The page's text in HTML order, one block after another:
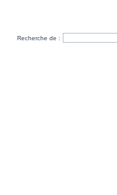
Recherche de :